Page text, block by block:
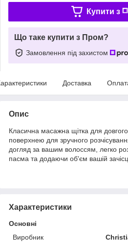
Купити з
Що таке купити з Пром?
Замовлення під захистом
Доставка
Опис
Класична масажна щітка для
поверхнею для зручного
догляд за вашим волоссям, легко
пасма та додаючи об'єм вашій
Характеристики
Основні
Виробник